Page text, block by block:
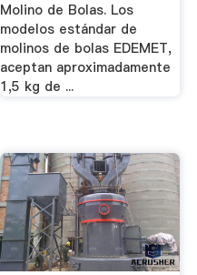
Molino de Bolas. Los
modelos estándar de
molinos de bolas EDEMET,
aceptan aproximadamente
1,5 kg de ...